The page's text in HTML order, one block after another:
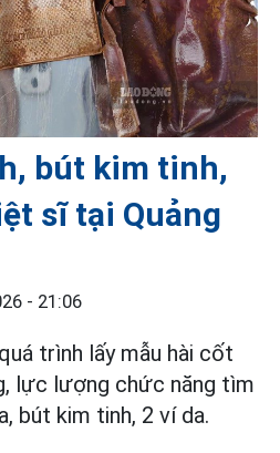
bút kim tinh,
sĩ tại Quảng
- 21:06
trình lấy mẫu hài cốt
lực lượng chức năng tìm
bút kim tinh, 2 ví da.